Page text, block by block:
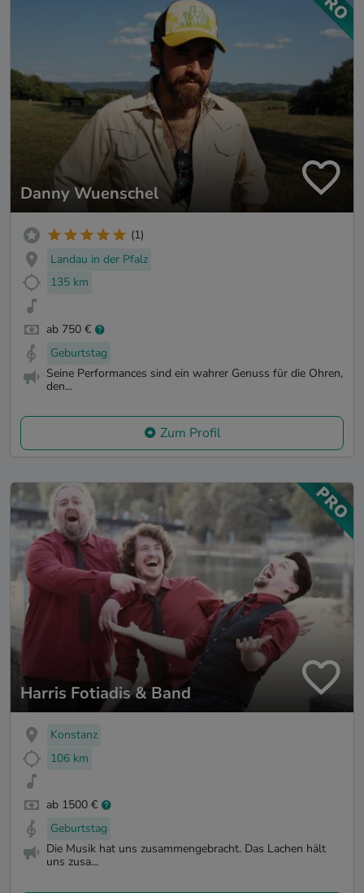
Danny Wuenschel
(1)
Landau in der Pfalz
135 km
ab 750 €
Geburtstag
Seine Performances sind ein wahrer Genuss für die Ohren,
den...
Zum Profil
Harris Fotiadis & Band
Konstanz
106 km
ab 1500 €
Geburtstag
Die Musik hat uns zusammengebracht. Das Lachen hält
uns zusa...